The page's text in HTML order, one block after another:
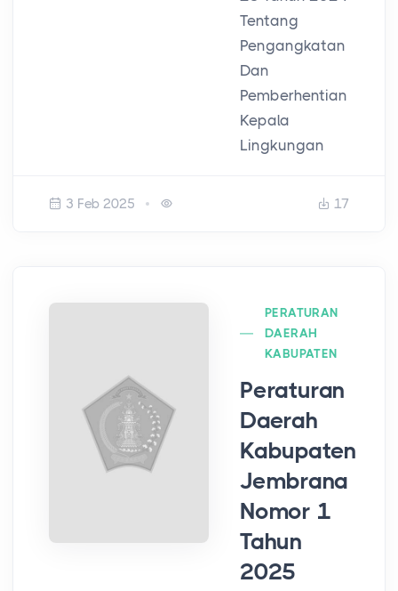
Tentang
Pengangkatan
Dan
Pemberhentian
Kepala
Lingkungan
3 Feb 2025 17
PERATURAN
DAERAH
KABUPATEN
Peraturan
Daerah
Kabupaten
Jembrana
Nomor 1
Tahun
2025